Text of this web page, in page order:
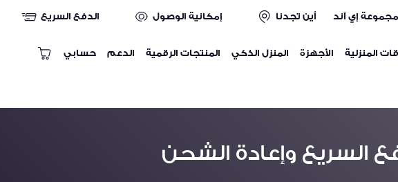
مجموعة إي آند أين تجدنا إمكانية الوصول الدفع السريع
المنزلية الأجهزة المنزل الذكي المنتجات الرقمية الدعم حسابي
السريع وإعادة الشحن